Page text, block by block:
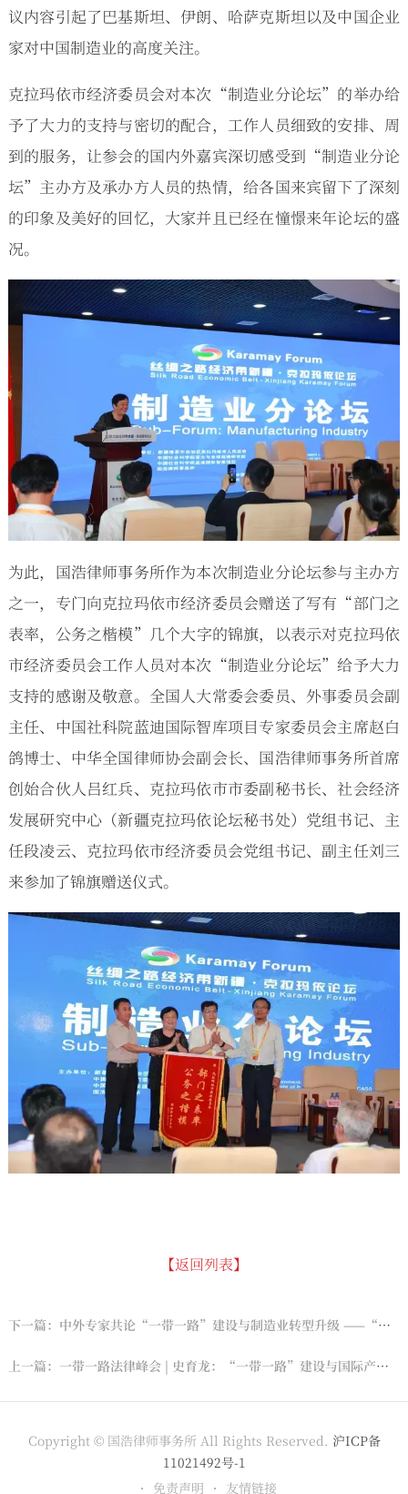
议内容引起了巴基斯坦、伊朗、哈萨克斯坦以及中国企业
家对中国制造业的高度关注。
克拉玛依市经济委员会对本次“制造业分论坛”的举办给
予了大力的支持与密切的配合，工作人员细致的安排、周
到的服务，让参会的国内外嘉宾深切感受到“制造业分论
坛”主办方及承办方人员的热情，给各国来宾留下了深刻
的印象及美好的回忆，大家并且已经在憧憬来年论坛的盛
况。
为此，国浩律师事务所作为本次制造业分论坛参与主办方
之一，专门向克拉玛依市经济委员会赠送了写有“部门之
表率，公务之楷模”几个大字的锦旗，以表示对克拉玛依
市经济委员会工作人员对本次“制造业分论坛”给予大力
支持的感谢及敬意。全国人大常委会委员、外事委员会副
主任、中国社科院蓝迪国际智库项目专家委员会主席赵白
鸽博士、中华全国律师协会副会长、国浩律师事务所首席
创始合伙人吕红兵、克拉玛依市市委副秘书长、社会经济
发展研究中心（新疆克拉玛依论坛秘书处）党组书记、主
任段凌云、克拉玛依市经济委员会党组书记、副主任刘三
来参加了锦旗赠送仪式。
【返回列表】
下一篇：中外专家共论“一带一路”建设与制造业转型升级 ——“丝绸之路经济带新疆·克拉玛依论坛”“制造业”分论坛开幕
上一篇：一带一路法律峰会 | 史育龙：“一带一路”建设与国际产能合作（成都）
Copyright © 国浩律师事务所 All Rights Reserved. 沪ICP备
11021492号-1
免责声明
友情链接